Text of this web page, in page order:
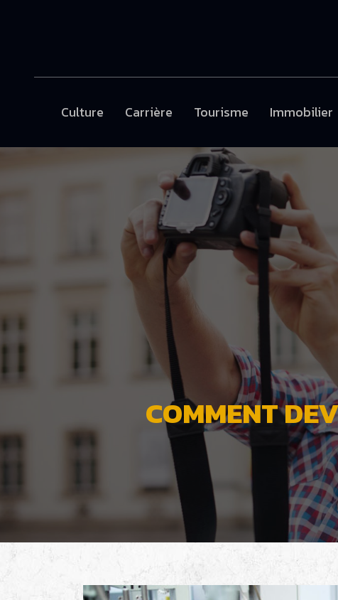
Culture Carrière Tourisme Immobilier
COMMENT